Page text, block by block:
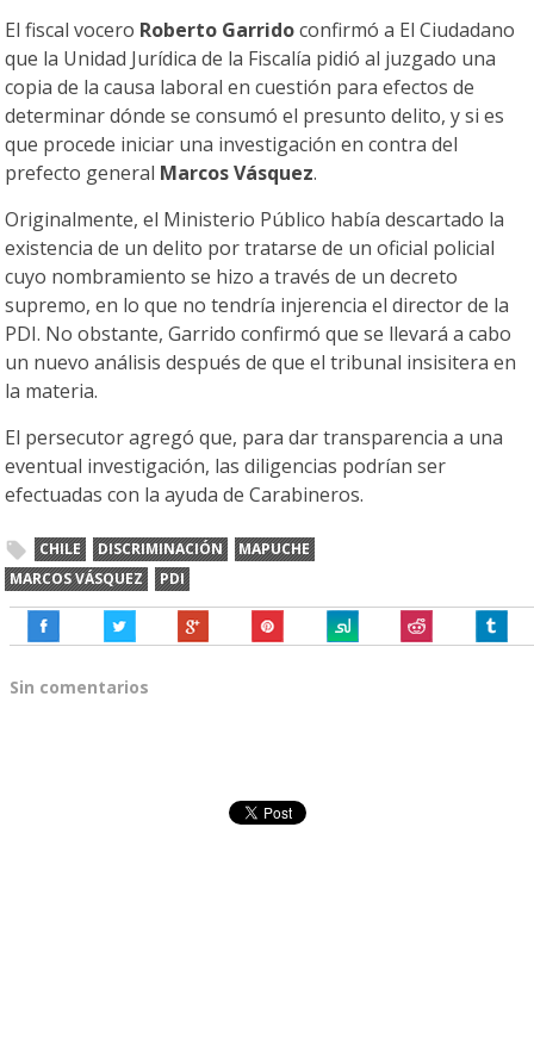
El fiscal vocero Roberto Garridoconfirmó a El Ciudadano
que la Unidad Jurídica de la Fiscalía pidió al juzgado una
copia de la causa laboral en cuestión para efectos de
determinar dónde se consumó el presunto delito, y si es
que procede iniciar una investigación en contra del
prefecto general Marcos Vásquez.
Originalmente, el Ministerio Público había descartado la
existencia de un delito por tratarse de un oficial policial
cuyo nombramiento se hizo a través de un decreto
supremo, en lo que no tendría injerencia el director de la
PDI. No obstante, Garrido confirmó que se llevará a cabo
un nuevo análisis después de que el tribunal insisitera en
la materia.
El persecutor agregó que, para dar transparencia a una
eventual investigación, las diligencias podrían ser
efectuadas con la ayuda de Carabineros.
CHILE DISCRIMINACIÓN
MAPUCHE
MARCOS VÁSQUEZ
PDI
Sin comentarios